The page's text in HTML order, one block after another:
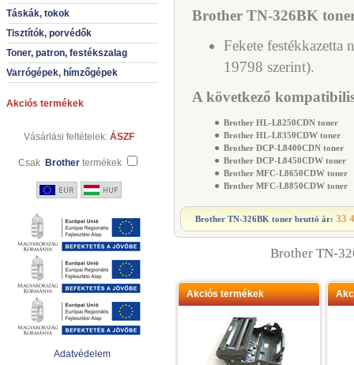
Táskák, tokok
Tisztítók, porvédők
Toner, patron, festékszalag
Varrógépek, hímzőgépek
Akciós termékek
Vásárlási feltételek: ÁSZF
Csak Brother termékek
Adatvédelem
Brother TN-326BK
Fekete
19798 szerint).
A következő
● Brother HL-L8250CDN toner
● Brother HL-L8350CDW toner
● Brother DCP-L8400CDN toner
● Brother DCP-L8450CDW toner
● Brother MFC-L8650CDW toner
● Brother MFC-L8850CDW toner
Brother TN-326BK toner bruttó ár: 33
Brother TN-
Akciós termékek